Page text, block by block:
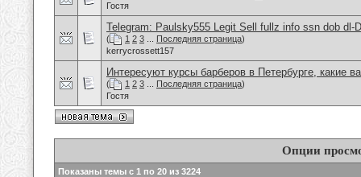
Гостя
Telegram: Paulsky555 Legit Sell fullz info ssn dob dl-
( 1 2 3 Последняя страница)
kerrycrossett157
Интересуют курсы барберов в Петербурге, какие
( 1 2 3 Последняя страница)
Гостя
Опции
Показаны темы с 1 по 20 из 3224